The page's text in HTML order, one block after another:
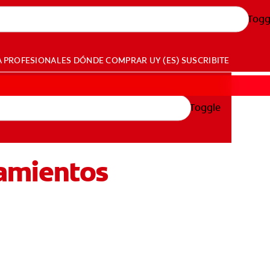
PROFESIONALES DÓNDE COMPRAR UY (ES) SUSCRIBITE
Toggle